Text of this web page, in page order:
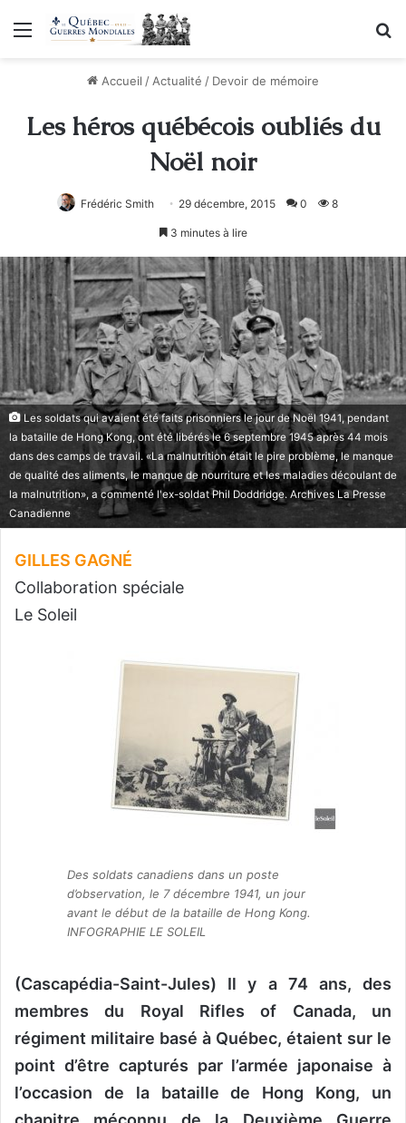
Menu
Accueil / Actualité / Devoir de mémoire
Les héros québécois oubliés du
Noël noir
Frédéric Smith 29 décembre, 2015 0 8
3 minutes à lire
Les soldats qui avaient été faits prisonniers le jour de Noël 1941, pendant
la bataille de Hong Kong, ont été libérés le 6 septembre 1945 après 44 mois
dans des camps de travail. «La malnutrition était le pire problème, le manque
de qualité des aliments, le manque de nourriture et les maladies découlant de
la malnutrition», a commenté l'ex-soldat Phil Doddridge. Archives La Presse
Canadienne
GILLES GAGNÉ
Collaboration spéciale
Le Soleil
Des soldats canadiens dans un poste
d’observation, le 7 décembre 1941, un jour
avant le début de la bataille de Hong Kong.
INFOGRAPHIE LE SOLEIL
(Cascapédia-Saint-Jules) Il y a 74 ans, des
membres du Royal Rifles of Canada, un
régiment militaire basé à Québec, étaient sur le
point d’être capturés par l’armée japonaise à
l’occasion de la bataille de Hong Kong, un